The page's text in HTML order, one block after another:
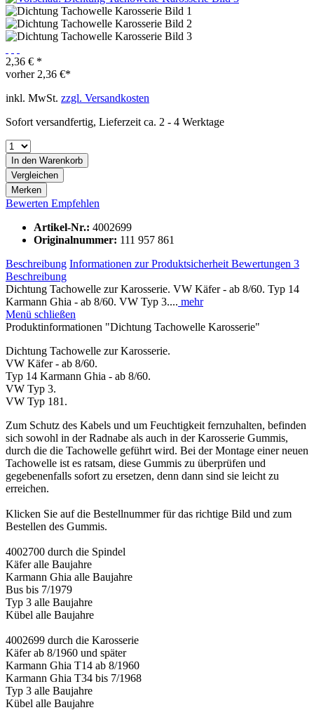
2,36 € *
vorher 2,36 €*
inkl. MwSt. zzgl. Versandkosten
Sofort versandfertig, Lieferzeit ca. 2 - 4 Werktage
In den Warenkorb
Vergleichen
Merken
Bewerten Empfehlen
Artikel-Nr.: 4002699
Originalnummer: 111 957 861
Beschreibung Informationen zur Produktsicherheit Bewertungen 3
Beschreibung
Dichtung Tachowelle zur Karosserie. VW Käfer - ab 8/60. Typ 14
Karmann Ghia - ab 8/60. VW Typ 3.... mehr
Menü schließen
Produktinformationen "Dichtung Tachowelle Karosserie"
Dichtung Tachowelle zur Karosserie.
VW Käfer - ab 8/60.
Typ 14 Karmann Ghia - ab 8/60.
VW Typ 3.
VW Typ 181.
Zum Schutz des Kabels und um Feuchtigkeit fernzuhalten, befinden
sich sowohl in der Radnabe als auch in der Karosserie Gummis,
durch die die Tachowelle geführt wird. Bei der Montage einer neuen
Tachowelle ist es ratsam, diese Gummis zu überprüfen und
gegebenenfalls sofort zu ersetzen, denn dann sind sie leicht zu
erreichen.
Klicken Sie auf die Bestellnummer für das richtige Bild und zum
Bestellen des Gummis.
4002700 durch die Spindel
Käfer alle Baujahre
Karmann Ghia alle Baujahre
Bus bis 7/1979
Typ 3 alle Baujahre
Kübel alle Baujahre
4002699 durch die Karosserie
Käfer ab 8/1960 und später
Karmann Ghia T14 ab 8/1960
Karmann Ghia T34 bis 7/1968
Typ 3 alle Baujahre
Kübel alle Baujahre